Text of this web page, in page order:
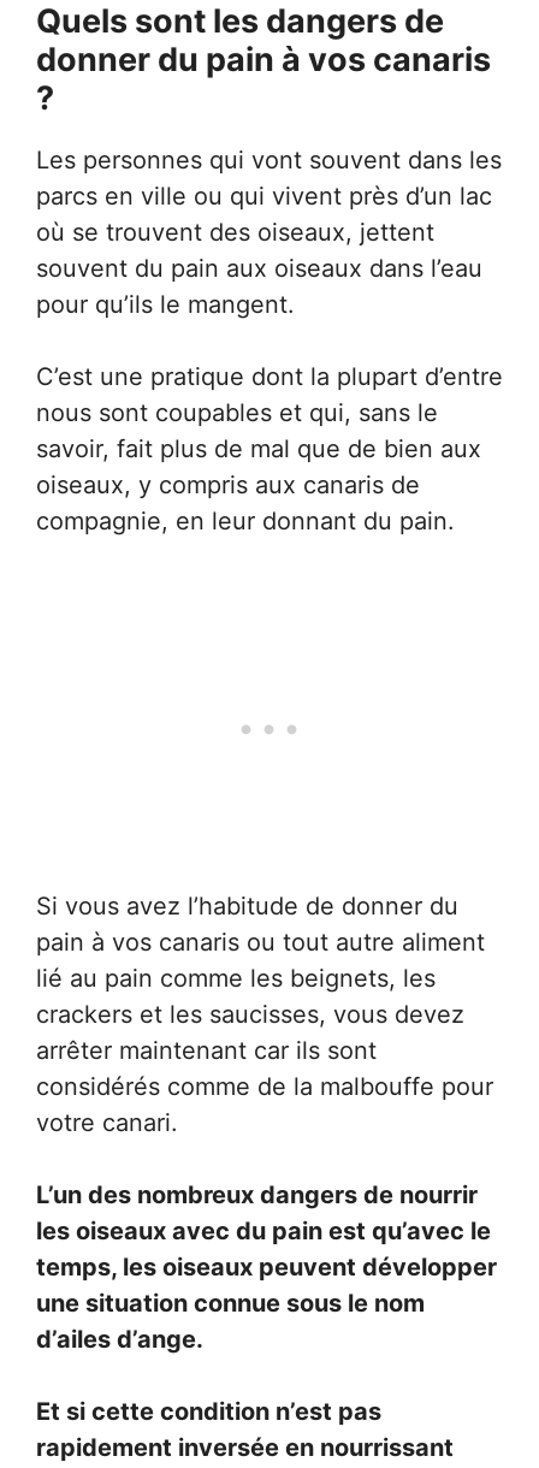
Quels sont les dangers de
donner du pain à vos canaris
?
Les personnes qui vont souvent dans les
parcs en ville ou qui vivent près d’un lac
où se trouvent des oiseaux, jettent
souvent du pain aux oiseaux dans l’eau
pour qu’ils le mangent.
C’est une pratique dont la plupart d’entre
nous sont coupables et qui, sans le
savoir, fait plus de mal que de bien aux
oiseaux, y compris aux canaris de
compagnie, en leur donnant du pain.
Si vous avez l’habitude de donner du
pain à vos canaris ou tout autre aliment
lié au pain comme les beignets, les
crackers et les saucisses, vous devez
arrêter maintenant car ils sont
considérés comme de la malbouffe pour
votre canari.
L’un des nombreux dangers de nourrir
les oiseaux avec du pain est qu’avec le
temps, les oiseaux peuvent développer
une situation connue sous le nom
d’ailes d’ange.
Et si cette condition n’est pas
rapidement inversée en nourrissant